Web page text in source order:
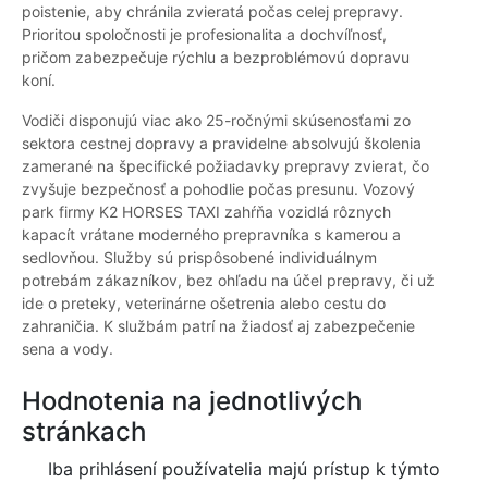
poistenie, aby chránila zvieratá počas celej prepravy.
Prioritou spoločnosti je profesionalita a dochvíľnosť,
pričom zabezpečuje rýchlu a bezproblémovú dopravu
koní.
Vodiči disponujú viac ako 25-ročnými skúsenosťami zo
sektora cestnej dopravy a pravidelne absolvujú školenia
zamerané na špecifické požiadavky prepravy zvierat, čo
zvyšuje bezpečnosť a pohodlie počas presunu. Vozový
park firmy K2 HORSES TAXI zahŕňa vozidlá rôznych
kapacít vrátane moderného prepravníka s kamerou a
sedlovňou. Služby sú prispôsobené individuálnym
potrebám zákazníkov, bez ohľadu na účel prepravy, či už
ide o preteky, veterinárne ošetrenia alebo cestu do
zahraničia. K službám patrí na žiadosť aj zabezpečenie
sena a vody.
Hodnotenia na jednotlivých
stránkach
Iba prihlásení používatelia majú prístup k týmto